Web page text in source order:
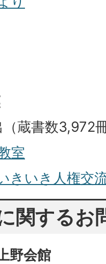
蔵書数3,972
室
きいき人権交
関するお
野会館